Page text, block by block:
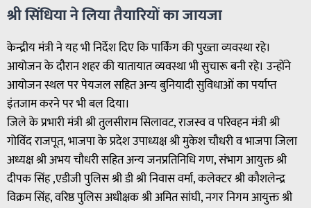
श्री सिंधिया ने लिया तैयारियों का जायजा
केन्द्रीय मंत्री ने यह भी निर्देश दिए कि पार्किंग की पुख्ता व्यवस्था रहे।
आयोजन के दौरान शहर की यातायात व्यवस्था भी सुचारू बनी रहे। उन्होंने
आयोजन स्थल पर पेयजल सहित अन्य बुनियादी सुविधाओं का पर्याप्त
इंतजाम करने पर भी बल दिया।
जिले के प्रभारी मंत्री श्री तुलसीराम सिलावट, राजस्व व परिवहन मंत्री श्री
गोविंद राजपूत, भाजपा के प्रदेश उपाध्यक्ष श्री मुकेश चौधरी व भाजपा जिला
अध्यक्ष श्री अभय चौधरी सहित अन्य जनप्रतिनिधि गण, संभाग आयुक्त श्री
दीपक सिंह ,एडीजी पुलिस श्री डी श्री निवास वर्मा, कलेक्टर श्री कौशलेन्द्र
विक्रम सिंह, वरिष्ठ पुलिस अधीक्षक श्री अमित सांघी, नगर निगम आयुक्त श्री